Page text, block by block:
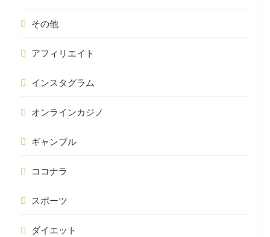
その他
アフィリエイト
インスタグラム
オンラインカジノ
ギャンブル
ココナラ
スポーツ
ダイエット